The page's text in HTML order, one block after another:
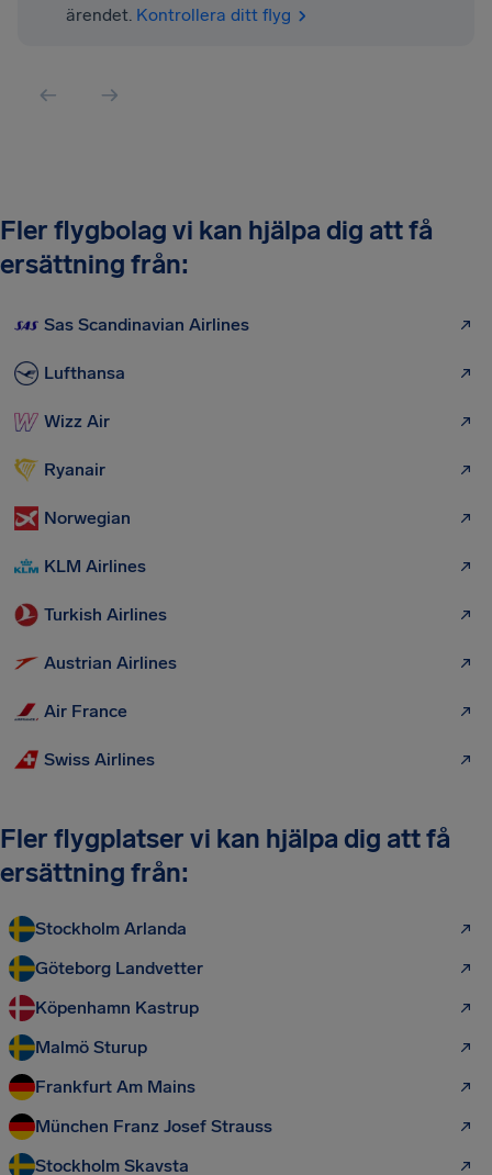
ärendet. Kontrollera ditt flyg
Fler flygbolag vi kan hjälpa dig att få
ersättning från:
Sas Scandinavian Airlines
Lufthansa
Wizz Air
Ryanair
Norwegian
KLM Airlines
Turkish Airlines
Austrian Airlines
Air France
Swiss Airlines
Fler flygplatser vi kan hjälpa dig att få
ersättning från:
Stockholm Arlanda
Göteborg Landvetter
Köpenhamn Kastrup
Malmö Sturup
Frankfurt Am Mains
München Franz Josef Strauss
Stockholm Skavsta